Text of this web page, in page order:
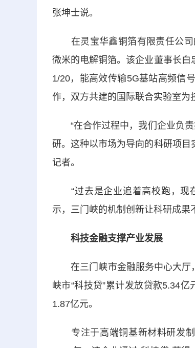
张坤士说。
在灵宝华鑫铜箔有限责任公司
微米的电解铜箔。该企业董事长白
1/20，能高效传输5G基站高频信
作，双方共建的国际联合实验室为
“在合作过程中，我们企业负责
研。这种以市场为导向的科研项目
记者。
“过去是企业追着高校跑，现
示，三门峡的机制创新让科研成果
科技金融支撑产业发展
在三门峡市金融服务中心大厅，
峡市“科技贷”累计发放贷款5.34
1.87亿元。
专注于高端铜基新材料研发制